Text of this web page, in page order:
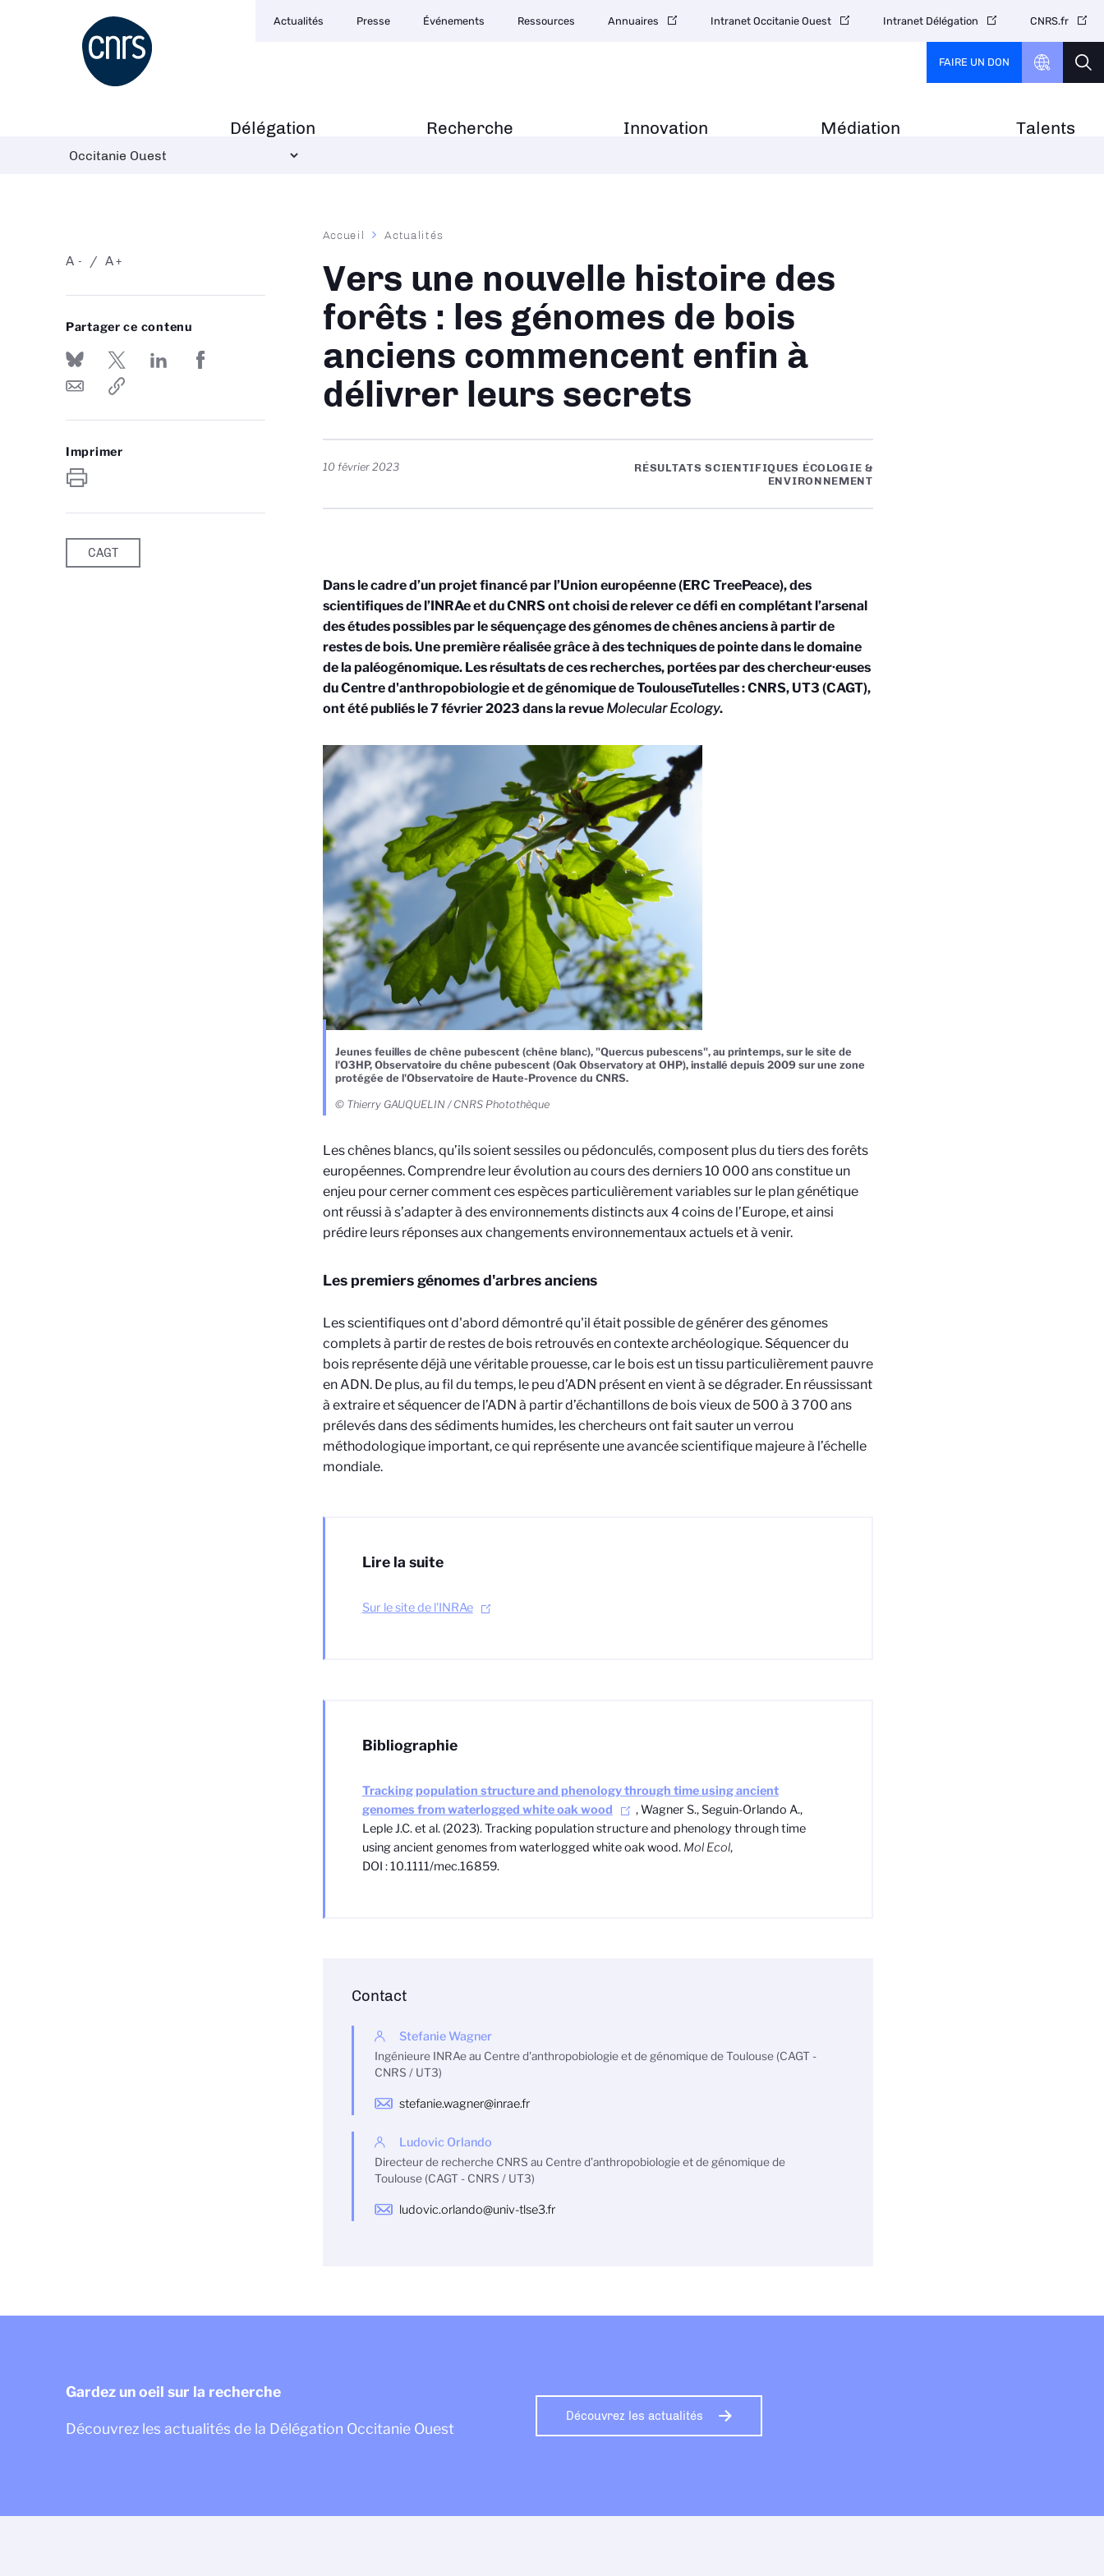
Navigation
principale
Délégation Recherche Innovation Médiation Talents
secondaire
Actualités Presse Événements Ressources Annuaires Intranet Occitanie Ouest Intranet Délégation CNRS.fr
FAIRE UN DON
-
A +
A
Partager ce contenu
Imprimer
CAGT
Fil
Accueil Actualités
Vers une nouvelle histoire des
forêts : les génomes de bois
anciens commencent enfin à
délivrer leurs secrets
10 février 2023
RÉSULTATS SCIENTIFIQUES ÉCOLOGIE &
ENVIRONNEMENT
Dans le cadre d’un projet financé par l’Union européenne (ERC TreePeace), des
scientifiques de l’INRAe et du CNRS ont choisi de relever ce défi en complétant l’arsenal
des études possibles par le séquençage des génomes de chênes anciens à partir de
restes de bois. Une première réalisée grâce à des techniques de pointe dans le domaine
de la paléogénomique. Les résultats de ces recherches, portées par des chercheur·euses
du Centre d'anthropobiologie et de génomique de ToulouseTutelles : CNRS, UT3 (CAGT),
ont été publiés le 7 février 2023 dans la revue Molecular Ecology.
Jeunes feuilles de chêne pubescent (chêne blanc), "Quercus pubescens", au printemps, sur le site de
l'O3HP, Observatoire du chêne pubescent (Oak Observatory at OHP), installé depuis 2009 sur une zone
protégée de l'Observatoire de Haute-Provence du CNRS.
© Thierry GAUQUELIN / CNRS Photothèque
Les chênes blancs, qu’ils soient sessiles ou pédonculés, composent plus du tiers des forêts
européennes. Comprendre leur évolution au cours des derniers 10 000 ans constitue un
enjeu pour cerner comment ces espèces particulièrement variables sur le plan génétique
ont réussi à s’adapter à des environnements distincts aux 4 coins de l’Europe, et ainsi
prédire leurs réponses aux changements environnementaux actuels et à venir.
Les premiers génomes d'arbres anciens
Les scientifiques ont d'abord démontré qu'il était possible de générer des génomes
complets à partir de restes de bois retrouvés en contexte archéologique. Séquencer du
bois représente déjà une véritable prouesse, car le bois est un tissu particulièrement pauvre
en ADN. De plus, au fil du temps, le peu d’ADN présent en vient à se dégrader. En réussissant
à extraire et séquencer de l’ADN à partir d’échantillons de bois vieux de 500 à 3 700 ans
prélevés dans des sédiments humides, les chercheurs ont fait sauter un verrou
méthodologique important, ce qui représente une avancée scientifique majeure à l’échelle
mondiale.
Lire la suite
Sur le site de l'INRAe
Bibliographie
Tracking population structure and phenology through time using ancient
genomes from waterlogged white oak wood
, Wagner S., Seguin-Orlando A.,
Leple J.C. et al. (2023).Tracking population structure and phenology through time
using ancient genomes from waterlogged white oak wood. Mol Ecol,
DOI :10.1111/mec.16859.
Contact
Stefanie Wagner
Ingénieure INRAe au Centre d'anthropobiologie et de génomique de Toulouse (CAGT -
CNRS / UT3)
stefanie.wagner@inrae.fr
Ludovic Orlando
Directeur de recherche CNRS au Centre d’anthropobiologie et de génomique de
Toulouse (CAGT - CNRS / UT3)
ludovic.orlando@univ-tlse3.fr
Gardez un oeil sur la recherche
Découvrez les actualités de la Délégation Occitanie Ouest
Découvrez les actualités